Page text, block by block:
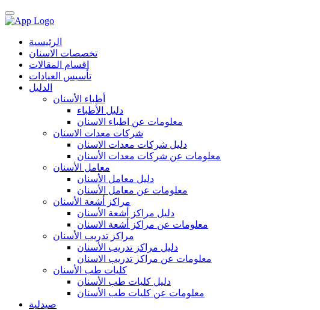
الرئيسية
تخصصات الاسنان
اقسام المقالات
تأسيس العيادات
الدليل
أطباء الأسنان
دليل الأطباء
معلومات عن اطباء الاسنان
شركات معدات الاسنان
دليل شركات معدات الاسنان
معلومات عن شركات معدات الأسنان
معامل الأسنان
دليل معامل الأسنان
معلومات عن معامل الأسنان
مراكز أشعة الأسنان
دليل مراكز أشعة الأسنان
معلومات عن مراكز أشعة الاسنان
مراكز تدريب الأسنان
دليل مراكز تدريب الأسنان
معلومات عن مراكز تدريب الاسنان
كليات طب الأسنان
دليل كليات طب الأسنان
معلومات عن كليات طب الأسنان
صيدلية